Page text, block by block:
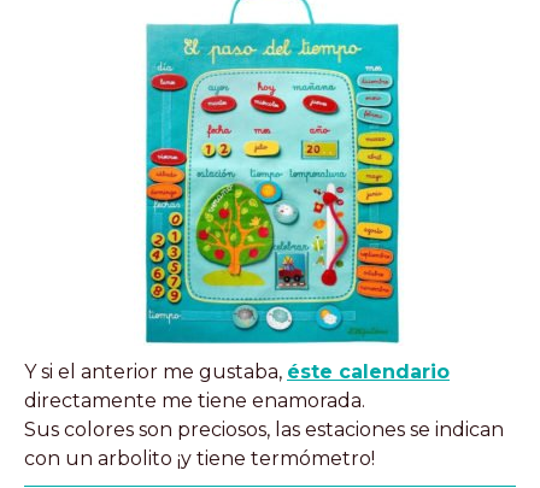
Y si el anterior me gustaba, éste calendario
directamente me tiene enamorada.
Sus colores son preciosos, las estaciones se indican
con un arbolito ¡y tiene termómetro!